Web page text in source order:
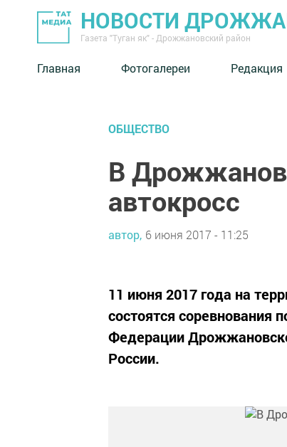
НОВОСТИ
Газета "Туган як" - Дрожжановский район
Главная Фотогалереи Редакция
ОБЩЕСТВО
В
автокросс
автор, 6 июня 2017 - 11:25
11 июня 2017 года на
состоятся соревнования
Федерации
России.